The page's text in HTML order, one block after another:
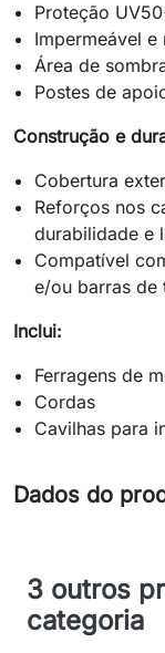
Proteção
Impermeável e
Área de
Postes de
Construção e
Cobertura
Reforços nos
durabilidade e
Compatível
e/ou barras de
Inclui:
Ferragens de
Cordas
Cavilhas para
Dados do
3 outros
categoria